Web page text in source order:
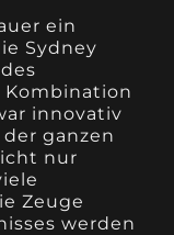
ein
Sydney
Kombination
innovativ
ganzen
nur
Zeuge
werden